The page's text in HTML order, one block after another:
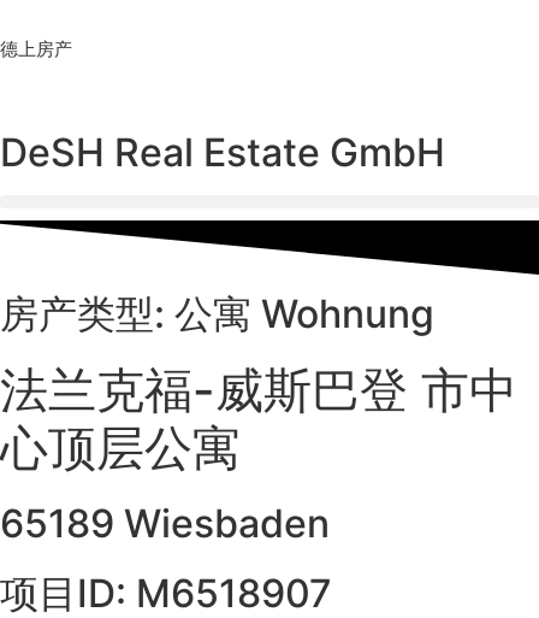
to
德上房产
DeSH Real Estate GmbH
房产类型: 公寓 Wohnung
法兰克福-威斯巴登 市中
心顶层公寓
65189 Wiesbaden
项目ID: M6518907